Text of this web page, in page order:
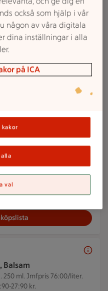
160 g.Jmfpris 118:75-
420 g.Jmfpris 77:38-
40:60-42:49 kr.
Balsam
250 ml. Jmfpris 76:00/liter.
27:90 kr.
också som hjälp i vår
någon av våra digitala
dina inställningar i alla
på ICA
kakor
val